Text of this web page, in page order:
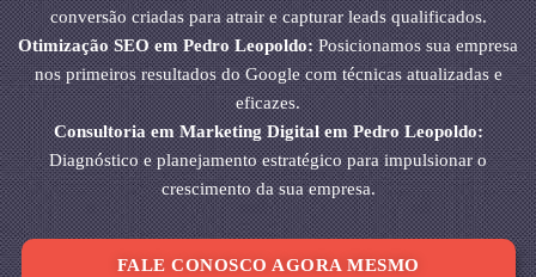
conversão criadas para atrair e capturar leads qualificados.
Otimização SEO em Pedro Leopoldo:Posicionamos sua empresa
nos primeiros resultados do Google com técnicas atualizadas e
eficazes.
Consultoria em Marketing Digital em Pedro Leopoldo:
Diagnóstico e planejamento estratégico para impulsionar o
crescimento da sua empresa.
FALE CONOSCO AGORA MESMO